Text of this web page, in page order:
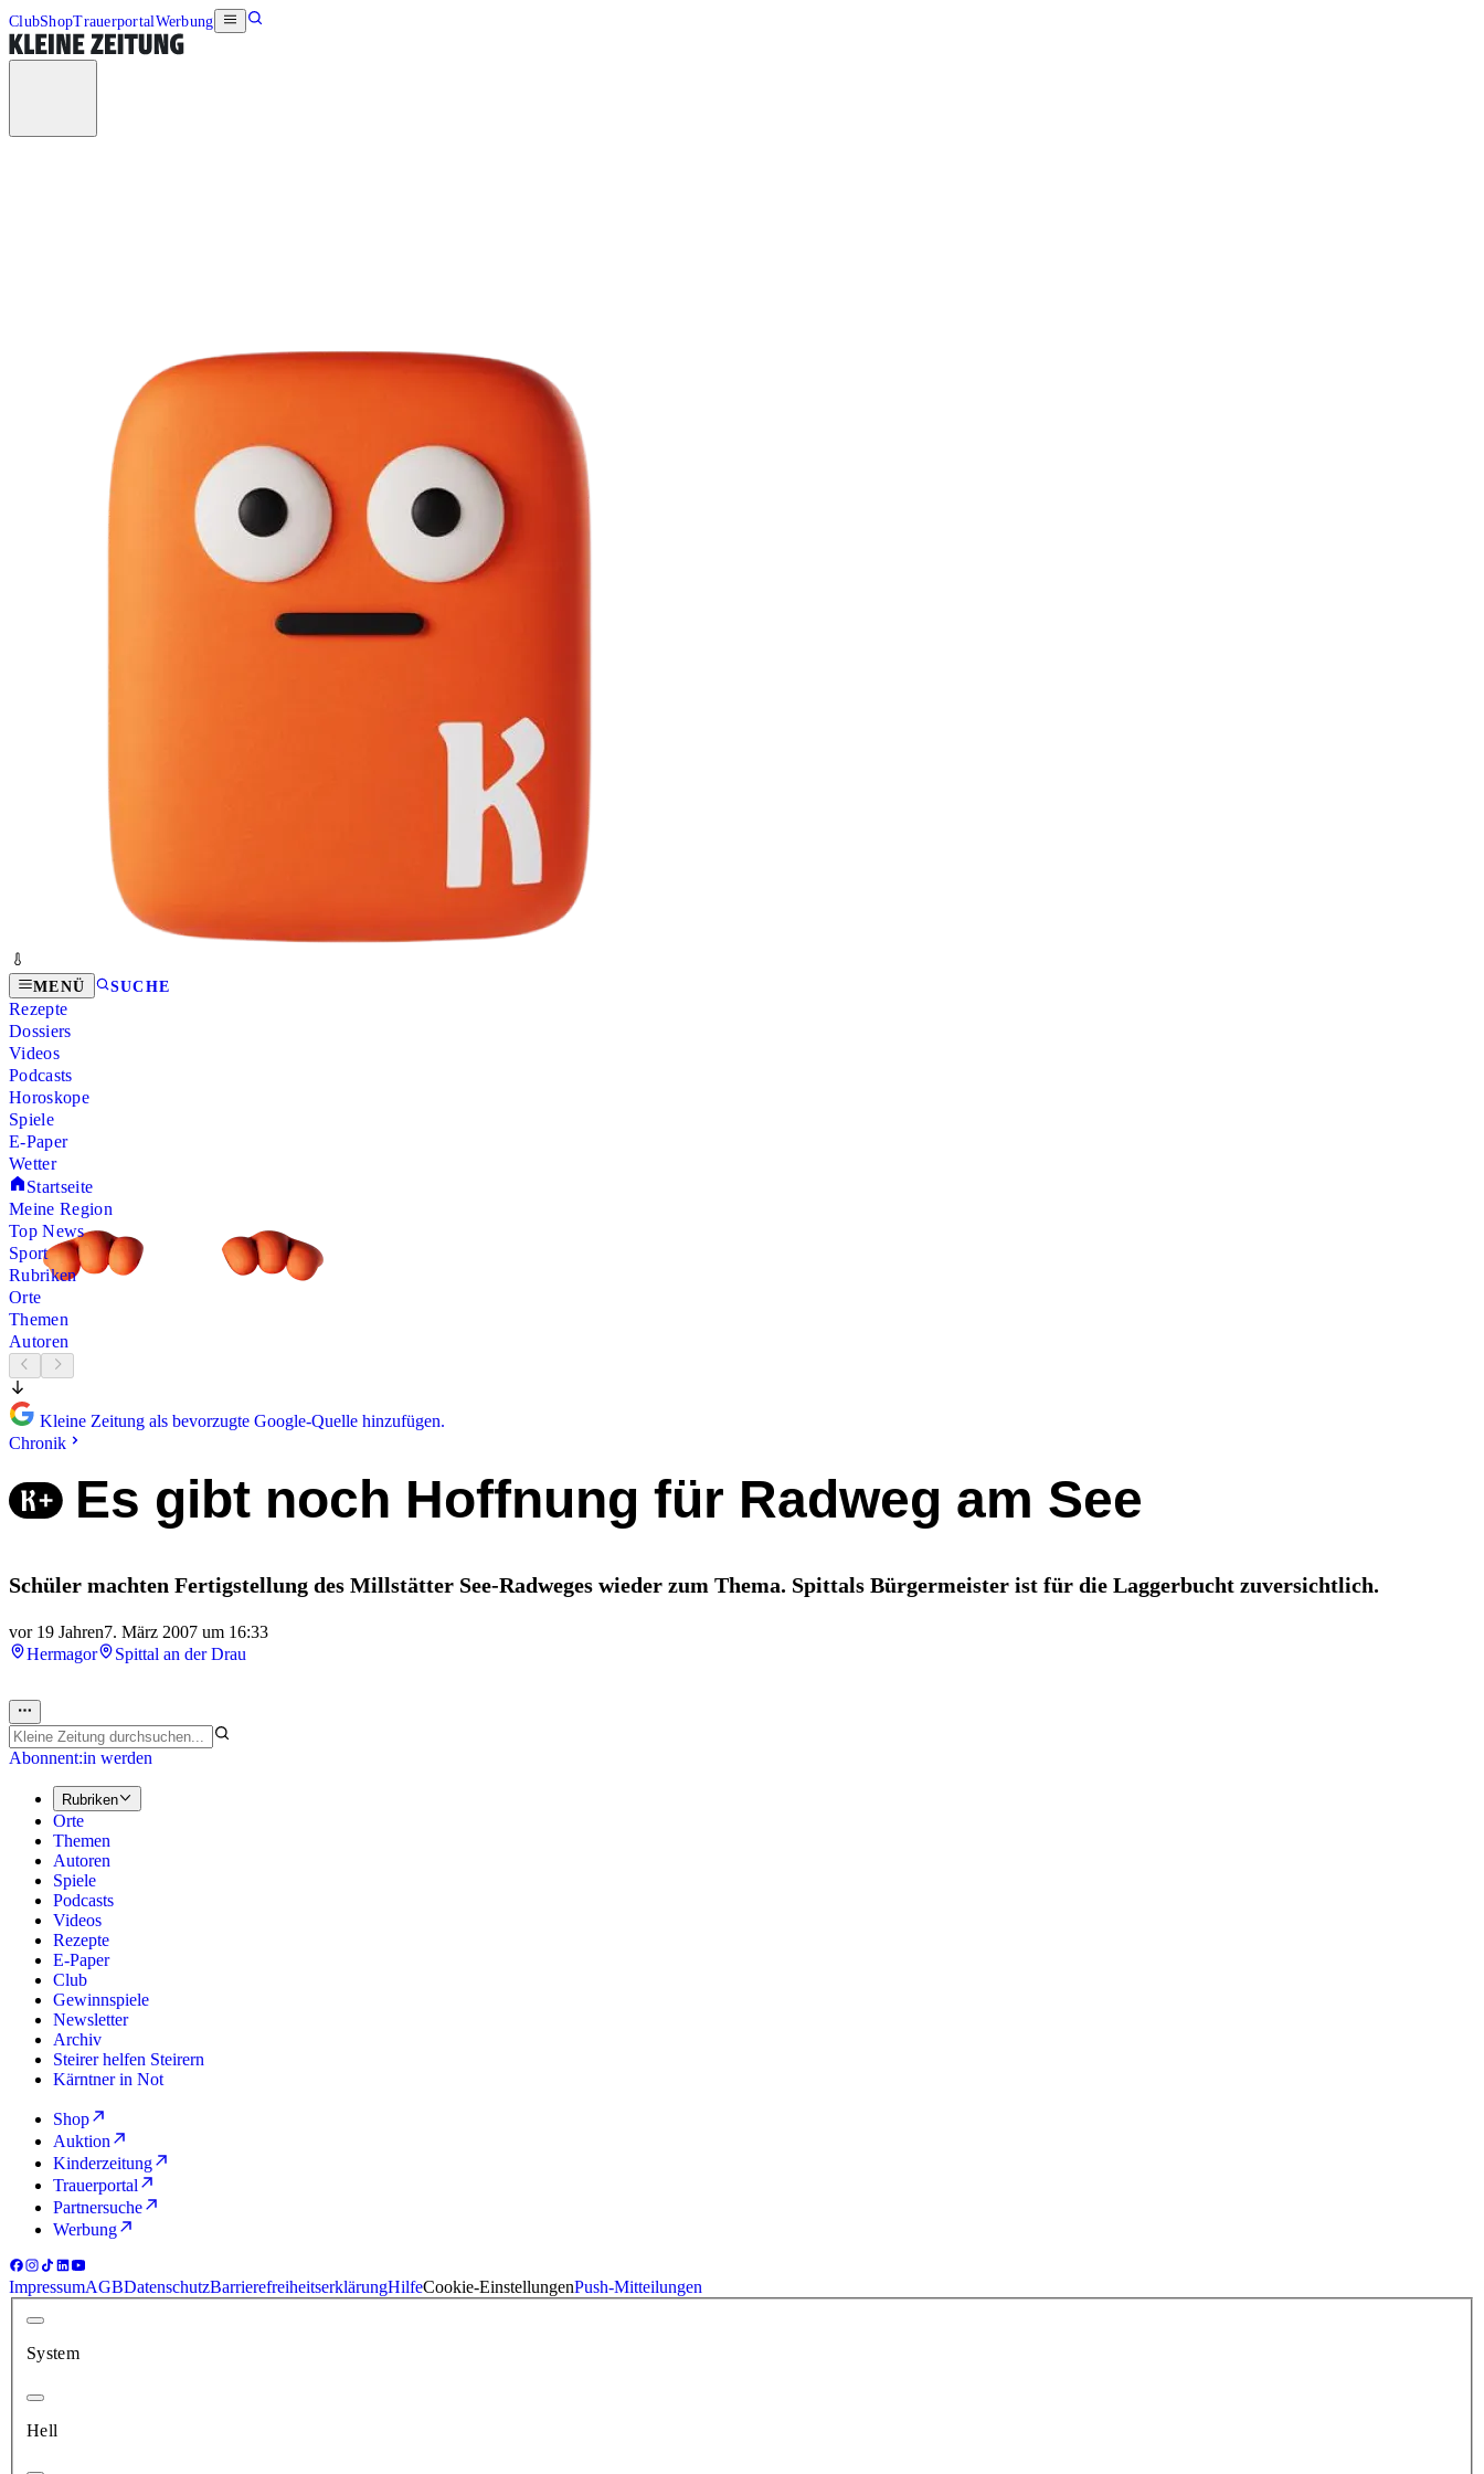
ClubShopTrauerportalWerbung
MENÜ SUCHE
Rezepte
Dossiers
Videos
Podcasts
Horoskope
Spiele
E-Paper
Wetter
Startseite
Meine Region
Top News
Sport
Rubriken
Orte
Themen
Autoren
Kleine Zeitung als bevorzugte Google-Quelle hinzufügen.
Chronik
Es gibt noch Hoffnung für Radweg am See
Schüler machten Fertigstellung des Millstätter See-Radweges wieder zum Thema. Spittals Bürgermeister ist für die Laggerbucht zuversichtlich.
vor 19 Jahren7. März 2007 um 16:33
Hermagor
Spittal an der Drau
Abonnent:in werden
Rubriken
Orte
Themen
Autoren
Spiele
Podcasts
Videos
Rezepte
E-Paper
Club
Gewinnspiele
Newsletter
Archiv
Steirer helfen Steirern
Kärntner in Not
Shop
Auktion
Kinderzeitung
Trauerportal
Partnersuche
Werbung
ImpressumAGBDatenschutzBarrierefreiheitserklärungHilfeCookie-EinstellungenPush-Mitteilungen
System
Hell